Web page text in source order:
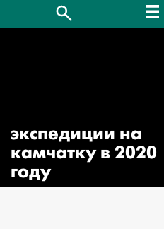
экспедиции на
камчатку в 2020
году